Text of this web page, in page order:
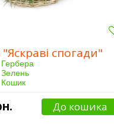
спогади"
Гербера
Зелень
Кошик
149 чоловік(а)
Від 3 годин До кошика